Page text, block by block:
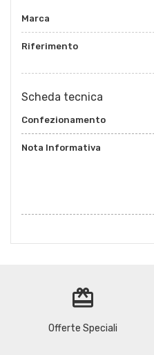
Marca
Riferimento
Scheda tecnica
Confezionamento
Nota Informativa
redeem
Offerte Speciali